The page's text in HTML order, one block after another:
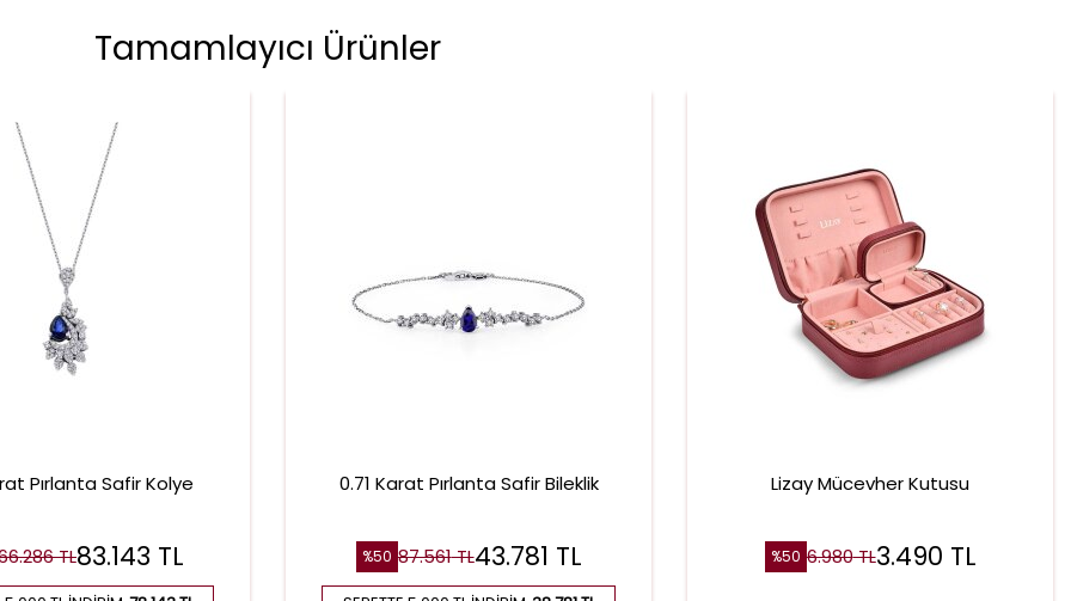
Tamamlayıcı Ürünler
Pırlanta Safir Kolye
TL83.143 TL
0.71 Karat Pırlanta Safir Bileklik
%50 87.561TL43.781 TL
Lizay Mücevher Kutusu
%50 6.980TL3.490 TL